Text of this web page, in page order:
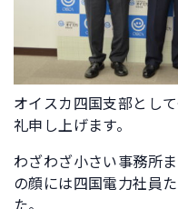
オイスカ四国支部とし
礼申し上げます。
わざわざ小さい事務所
の顔には四国電力社員